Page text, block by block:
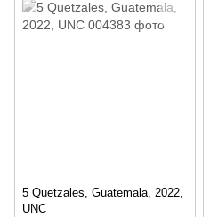
5 Quetzales, Guatemala, 2022,
UNC